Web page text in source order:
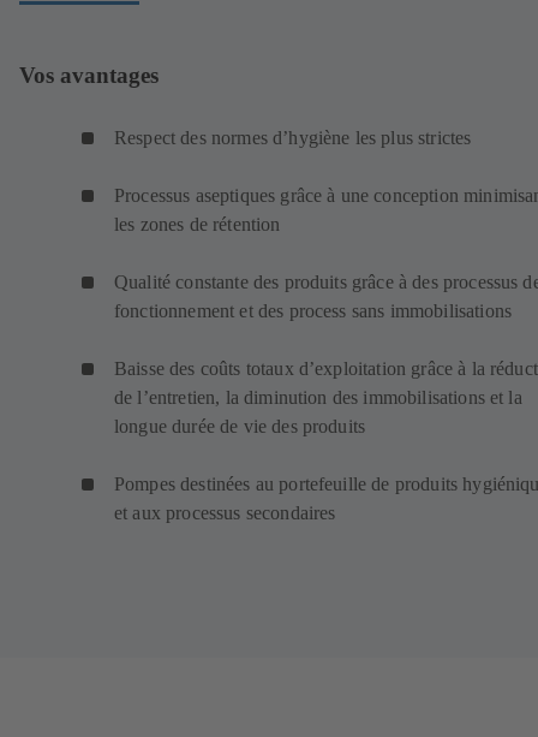
Vos avantages
Respect des normes d’hygiène les plus strictes
Processus aseptiques grâce à une conception
les zones de rétention
Qualité constante des produits grâce à des processus
fonctionnement et des process sans immobilisations
Baisse des coûts totaux d’exploitation grâce à la
de l’entretien, la diminution des immobilisations et la
longue durée de vie des produits
Pompes destinées au portefeuille de produits
et aux processus secondaires